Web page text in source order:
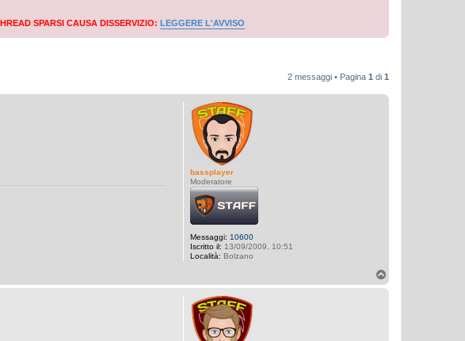
SPARSI CAUSA DISSERVIZIO: LEGGERE L'AVVISO
2 messaggi • Pagina 1 di 1
bassplayer
Moderatore
Messaggi: 10600
Iscritto il: 13/09/2009, 10:51
Località: Bolzano